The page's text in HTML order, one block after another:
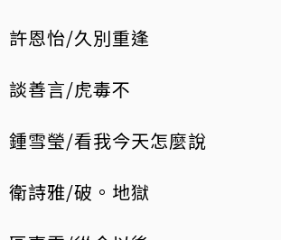
許恩怡/久別重逢
談善言/虎毒不
鍾雪瑩/看我今天怎麼說
衛詩雅/破。地獄